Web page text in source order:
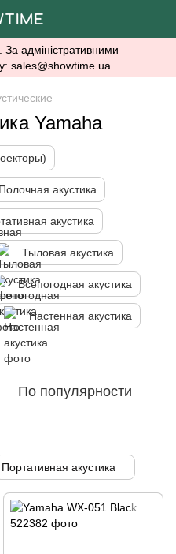
адміністративними
sales@showtime.ua
Yamaha
Полочная акустика
акустика
Тыловая акустика
Всепогодная акустика
Настенная акустика
По популярности
Портативная акустика